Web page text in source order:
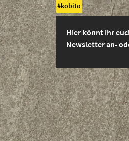
kobito
Hier könnt ihr
Newsletter an-